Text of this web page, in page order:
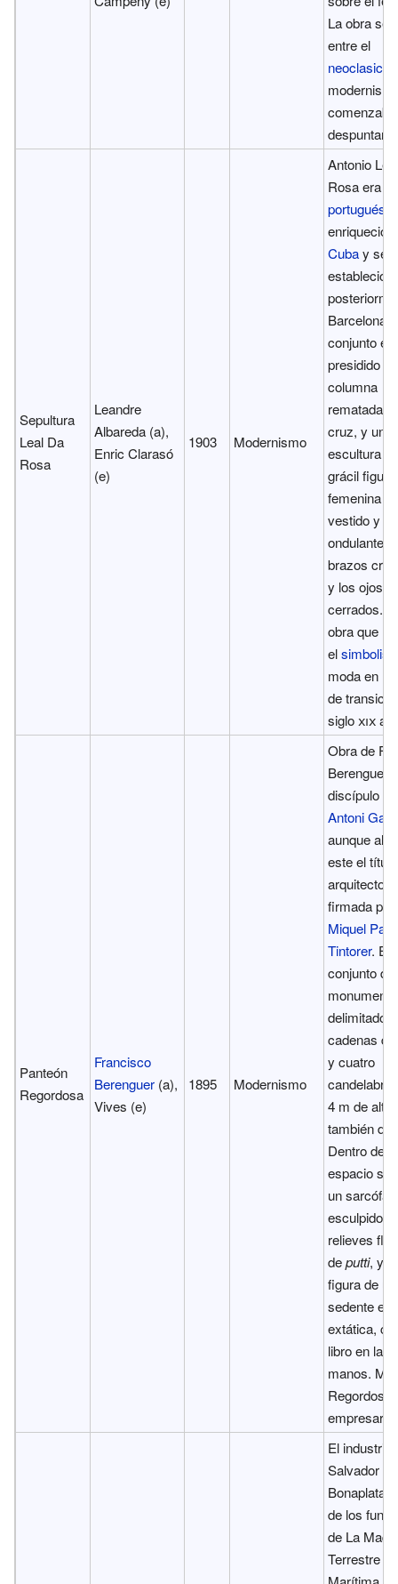
La obra se
entre el
despuntar.
Sepultura
Leal Da
Rosa
Leandre
Albareda (a),
Enric Clarasó
(e)
1903 Modernismo
Antonio
Rosa era un
portugués
enriqueció
Cubay se
estableció
Barcelona.
conjunto
presidido
columna
rematada
cruz, y una
escultura
grácil figura
femenina
vestido y
ondulante,
brazos
y los ojos
cerrados.
obra que
el
moda en
de
sigloxixal
Panteón
Regordosa
Francisco
Berenguer (a),
Vives (e)
1895 Modernismo
Obra de
Berenguer,
discípulo de
Antoni
aunque al
este el
arquitecto
firmada por
Miquel
Tintorer. Es
conjunto de
delimitado
cadenas
y cuatro
4 m de
también de
Dentro de
espacio se
un
esculpido
relieves
deputti, y
figura de
sedente en
extática,
libro en las
manos.
Regordosa
empresario
El industrial
Salvador
Bonaplata
de los
de La
Terrestre y